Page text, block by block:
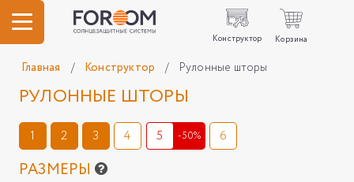
Конструктор Корзина
Главная / Конструктор / Рулонные шторы
РУЛОННЫЕ ШТОРЫ
1 2 3 4 5 -50% 6
РАЗМЕРЫ